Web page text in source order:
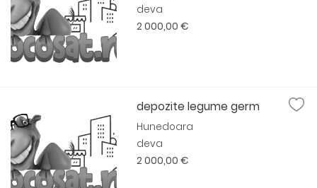
deva
2 000,00 €
depozite legume germ
Hunedoara
deva
2 000,00 €